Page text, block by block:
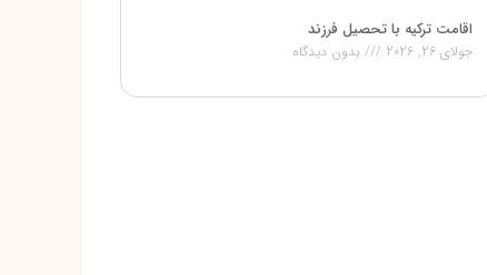
اقامت ترکیه با تحصیل فرزند
جولای 26, 2026 بدون دیدگاه